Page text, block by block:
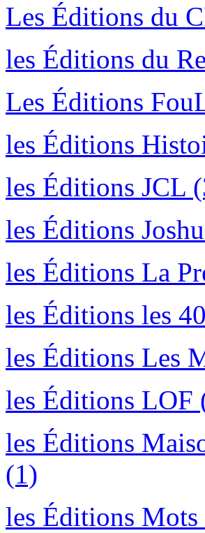
Les Éditions du
les Éditions du
Les Éditions
les Éditions
les Éditions JCL
les Éditions
les Éditions La
les Éditions les
les Éditions Les
les Éditions LOF
les Éditions
(1)
les Éditions Mots